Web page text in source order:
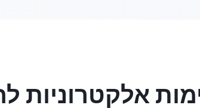
אלקטרוניות